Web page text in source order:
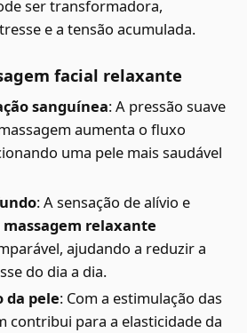
ser transformadora,
e a tensão acumulada.
facial relaxante
sanguínea: A pressão suave
aumenta o fluxo
uma pele mais saudável
: A sensação de alívio e
massagem relaxante
ajudando a reduzir a
do dia a dia.
da pele: Com a estimulação das
contribui para a elasticidade da